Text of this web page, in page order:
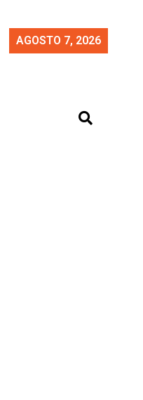
AGOSTO 7, 2026